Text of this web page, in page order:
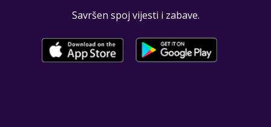
Savršen spoj vijesti i zabave.